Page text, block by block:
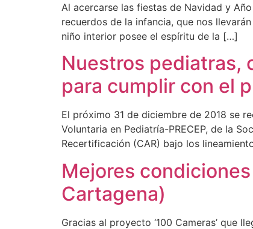
Al acercarse las fiestas de Navidad y
recuerdos de la infancia, que nos
niño interior posee el espíritu de la […]
Nuestros pediatras,
para cumplir con el
El próximo 31 de diciembre de 2018 se
Voluntaria en Pediatría-PRECEP, de la
Recertificación (CAR) bajo los
Mejores
Cartagena)
Gracias al proyecto ‘100 Cameras’ que